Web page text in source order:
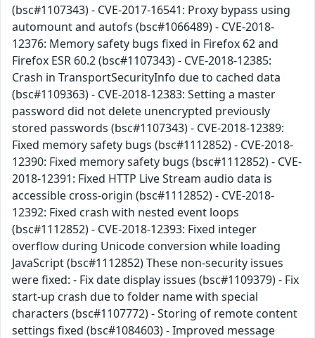
(bsc#1107343) - CVE-2017-16541: Proxy bypass using
automount and autofs (bsc#1066489) - CVE-2018-
12376: Memory safety bugs fixed in Firefox 62 and
Firefox ESR 60.2 (bsc#1107343) - CVE-2018-12385:
Crash in TransportSecurityInfo due to cached data
(bsc#1109363) - CVE-2018-12383: Setting a master
password did not delete unencrypted previously
stored passwords (bsc#1107343) - CVE-2018-12389:
Fixed memory safety bugs (bsc#1112852) - CVE-2018-
12390: Fixed memory safety bugs (bsc#1112852) - CVE-
2018-12391: Fixed HTTP Live Stream audio data is
accessible cross-origin (bsc#1112852) - CVE-2018-
12392: Fixed crash with nested event loops
(bsc#1112852) - CVE-2018-12393: Fixed integer
overflow during Unicode conversion while loading
JavaScript (bsc#1112852) These non-security issues
were fixed: - Fix date display issues (bsc#1109379) - Fix
start-up crash due to folder name with special
characters (bsc#1107772) - Storing of remote content
settings fixed (bsc#1084603) - Improved message